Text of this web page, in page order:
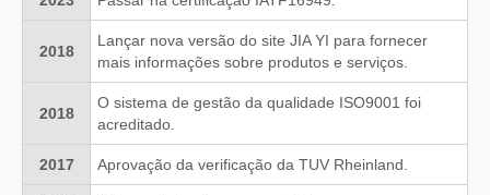
2018
Lançar nova versão do site JIA YI para fornecer
mais informações sobre produtos e serviços.
2018
O sistema de gestão da qualidade ISO9001 foi
acreditado.
2017 Aprovação da verificação da TUV Rheinland.